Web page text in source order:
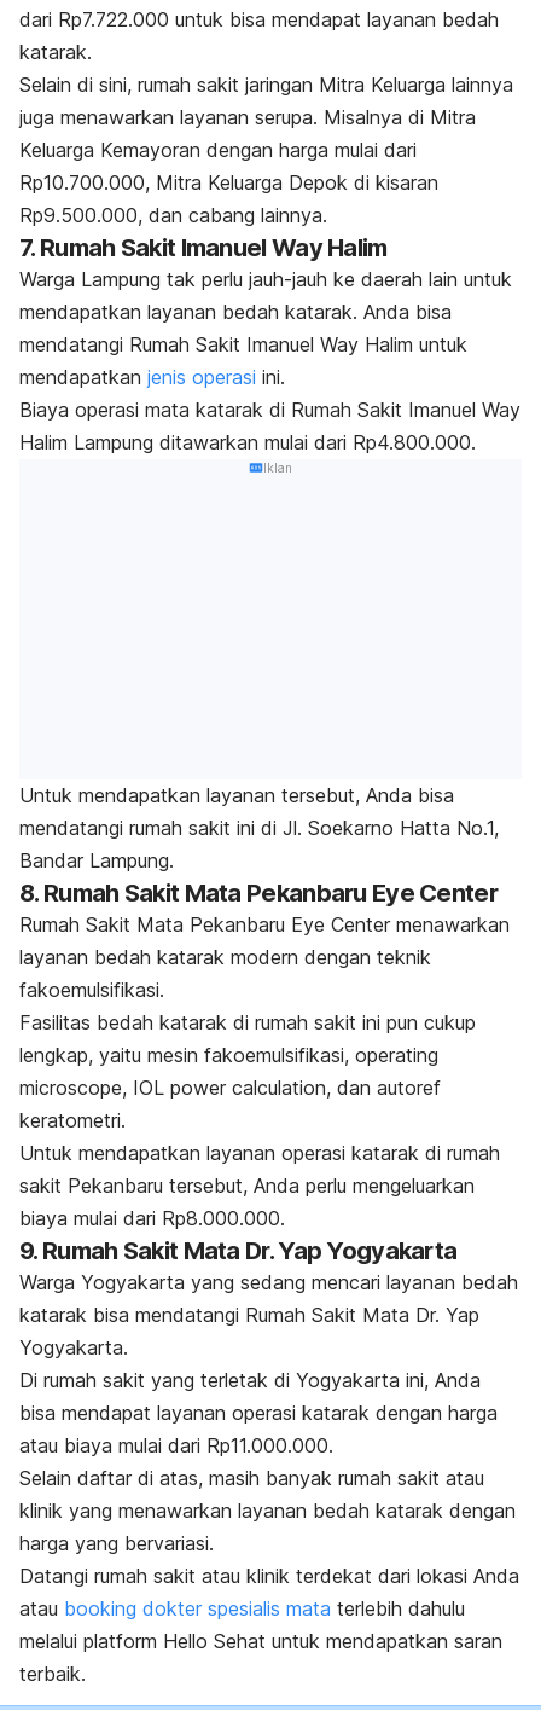
dari Rp7.722.000 untuk bisa mendapat layanan bedah
katarak.
Selain di sini, rumah sakit jaringan Mitra Keluarga lainnya
juga menawarkan layanan serupa. Misalnya di Mitra
Keluarga Kemayoran dengan harga mulai dari
Rp10.700.000, Mitra Keluarga Depok di kisaran
Rp9.500.000, dan cabang lainnya.
7. Rumah Sakit Imanuel Way Halim
Warga Lampung tak perlu jauh-jauh ke daerah lain untuk
mendapatkan layanan bedah katarak. Anda bisa
mendatangi Rumah Sakit Imanuel Way Halim untuk
mendapatkan jenis operasi ini.
Biaya operasi mata katarak di Rumah Sakit Imanuel Way
Halim Lampung ditawarkan mulai dari Rp4.800.000.
Iklan
Untuk mendapatkan layanan tersebut, Anda bisa
mendatangi rumah sakit ini di Jl. Soekarno Hatta No.1,
Bandar Lampung.
8. Rumah Sakit Mata Pekanbaru Eye Center
Rumah Sakit Mata Pekanbaru Eye Center menawarkan
layanan bedah katarak modern dengan teknik
fakoemulsifikasi.
Fasilitas bedah katarak di rumah sakit ini pun cukup
lengkap, yaitu mesin fakoemulsifikasi, operating
microscope, IOL power calculation, dan autoref
keratometri.
Untuk mendapatkan layanan operasi katarak di rumah
sakit Pekanbaru tersebut, Anda perlu mengeluarkan
biaya mulai dari Rp8.000.000.
9. Rumah Sakit Mata Dr. Yap Yogyakarta
Warga Yogyakarta yang sedang mencari layanan bedah
katarak bisa mendatangi Rumah Sakit Mata Dr. Yap
Yogyakarta.
Di rumah sakit yang terletak di Yogyakarta ini, Anda
bisa mendapat layanan operasi katarak dengan harga
atau biaya mulai dari Rp11.000.000.
Selain daftar di atas, masih banyak rumah sakit atau
klinik yang menawarkan layanan bedah katarak dengan
harga yang bervariasi.
Datangi rumah sakit atau klinik terdekat dari lokasi Anda
atau booking dokter spesialis mata terlebih dahulu
melalui platform Hello Sehat untuk mendapatkan saran
terbaik.